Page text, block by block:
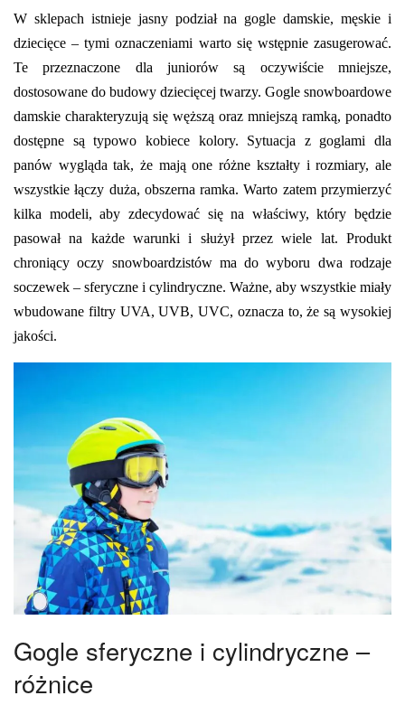
W sklepach istnieje jasny podział na gogle damskie, męskie i
dziecięce – tymi oznaczeniami warto się wstępnie zasugerować.
Te przeznaczone dla juniorów są oczywiście mniejsze,
dostosowane do budowy dziecięcej twarzy. Gogle snowboardowe
damskie charakteryzują się węższą oraz mniejszą ramką, ponadto
dostępne są typowo kobiece kolory. Sytuacja z goglami dla
panów wygląda tak, że mają one różne kształty i rozmiary, ale
wszystkie łączy duża, obszerna ramka. Warto zatem przymierzyć
kilka modeli, aby zdecydować się na właściwy, który będzie
pasował na każde warunki i służył przez wiele lat. Produkt
chroniący oczy snowboardzistów ma do wyboru dwa rodzaje
soczewek – sferyczne i cylindryczne. Ważne, aby wszystkie miały
wbudowane filtry UVA, UVB, UVC, oznacza to, że są wysokiej
jakości.
Gogle sferyczne i cylindryczne –
różnice